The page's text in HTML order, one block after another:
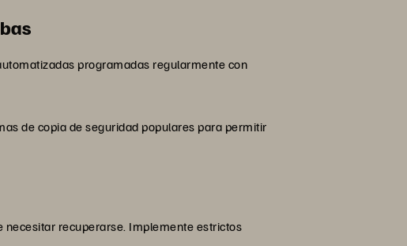
programadas regularmente con
de copia de seguridad populares para permitir
necesitar recuperarse. Implemente estrictos